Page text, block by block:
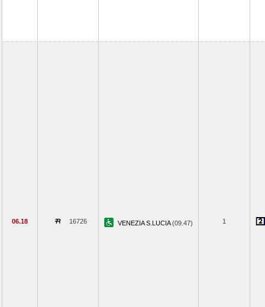
06.18 16726 VENEZIA S.LUCIA(09.47) 1